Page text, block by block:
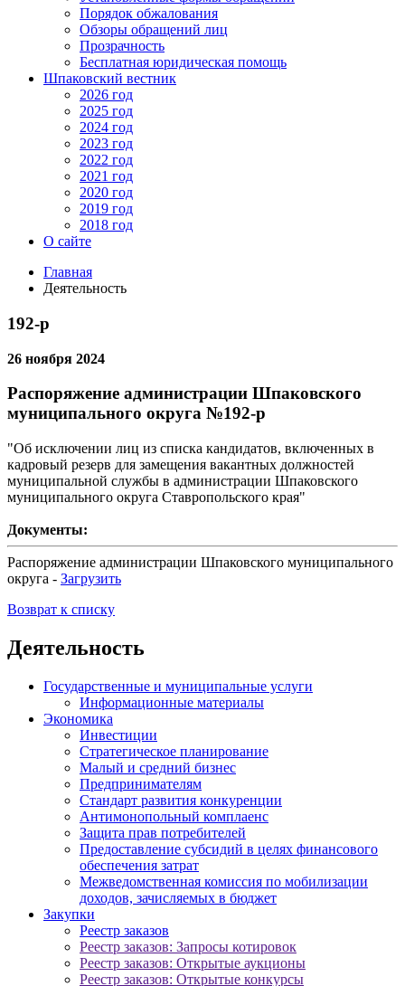
Порядок обжалования
Обзоры обращений лиц
Прозрачность
Бесплатная юридическая помощь
Шпаковский вестник
2026 год
2025 год
2024 год
2023 год
2022 год
2021 год
2020 год
2019 год
2018 год
О сайте
Главная
Деятельность
192-р
26 ноября 2024
Распоряжение администрации Шпаковского
муниципального округа №192-р
"Об исключении лиц из списка кандидатов, включенных в
кадровый резерв для замещения вакантных должностей
муниципальной службы в администрации Шпаковского
муниципального округа Ставропольского края"
Документы:
Распоряжение администрации Шпаковского муниципального
округа - Загрузить
Возврат к списку
Деятельность
Государственные и муниципальные услуги
Информационные материалы
Экономика
Инвестиции
Стратегическое планирование
Малый и средний бизнес
Предпринимателям
Стандарт развития конкуренции
Антимонопольный комплаенс
Защита прав потребителей
Предоставление субсидий в целях финансового
обеспечения затрат
Межведомственная комиссия по мобилизации
доходов, зачисляемых в бюджет
Закупки
Реестр заказов
Реестр заказов: Запросы котировок
Реестр заказов: Открытые аукционы
Реестр заказов: Открытые конкурсы